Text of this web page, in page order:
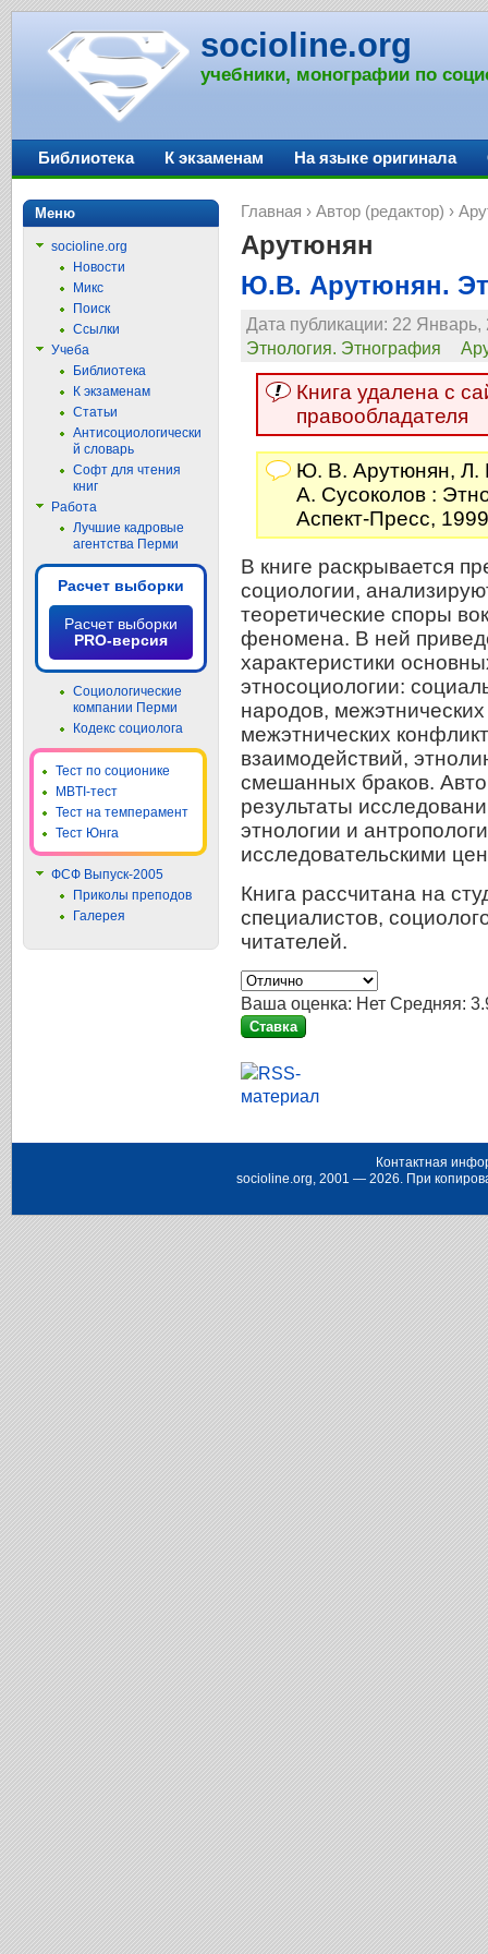
socioline.org
учебники, монографии по
Главная › Автор (редактор) ›
Арутюнян
Ю.В. Арутюнян.
Дата публикации: 22
Этнология. Этнография
Книга удалена с
правообладателя
Ю. В. Арутюнян, Л.
А. Сусоколов :
Аспект-Пресс,
В книге раскрывается
социологии,
теоретические споры
феномена. В ней
характеристики
этносоциологии:
народов,
межэтнических
взаимодействий,
смешанных браков.
результаты
этнологии и
исследовательскими
Книга рассчитана на
специалистов,
читателей.
Ваша оценка: Нет Средняя:
Библиотека К экзаменам На языке оригинала
Меню
socioline.org
Новости
Микс
Поиск
Ссылки
Учеба
Библиотека
К экзаменам
Статьи
Антисоциологически
й словарь
Софт для чтения
книг
Работа
Лучшие кадровые
агентства Перми
Расчет выборки
Расчет выборки
PRO-версия
Социологические
компании Перми
Кодекс социолога
Тест по соционике
MBTI-тест
Тест на темперамент
Тест Юнга
ФСФ Выпуск-2005
Приколы преподов
Галерея
Контактная
socioline.org, 2001 — 2026. При